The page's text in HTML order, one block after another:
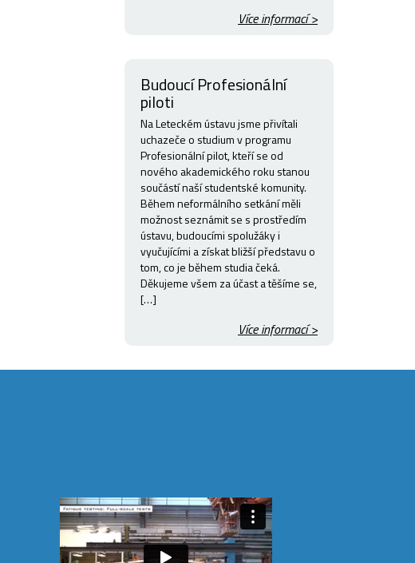
Více informací >
Budoucí Profesionální
piloti
Na Leteckém ústavu jsme přivítali
uchazeče o studium v programu
Profesionální pilot, kteří se od
nového akademického roku stanou
součástí naší studentské komunity.
Během neformálního setkání měli
možnost seznámit se s prostředím
ústavu, budoucími spolužáky i
vyučujícími a získat bližší představu o
tom, co je během studia čeká.
Děkujeme všem za účast a těšíme se,
[…]
Více informací >